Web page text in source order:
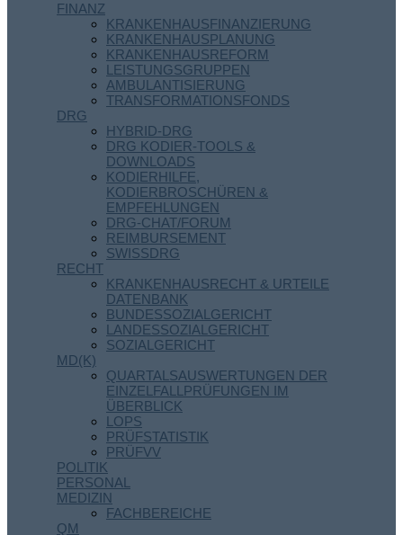
FINANZ
KRANKENHAUSFINANZIERUNG
KRANKENHAUSPLANUNG
KRANKENHAUSREFORM
LEISTUNGSGRUPPEN
AMBULANTISIERUNG
TRANSFORMATIONSFONDS
DRG
HYBRID-DRG
DRG KODIER-TOOLS &
DOWNLOADS
KODIERHILFE,
KODIERBROSCHÜREN &
EMPFEHLUNGEN
DRG-CHAT/FORUM
REIMBURSEMENT
SWISSDRG
RECHT
KRANKENHAUSRECHT & URTEILE
DATENBANK
BUNDESSOZIALGERICHT
LANDESSOZIALGERICHT
SOZIALGERICHT
MD(K)
QUARTALSAUSWERTUNGEN DER
EINZELFALLPRÜFUNGEN IM
ÜBERBLICK
LOPS
PRÜFSTATISTIK
PRÜFVV
POLITIK
PERSONAL
MEDIZIN
FACHBEREICHE
QM